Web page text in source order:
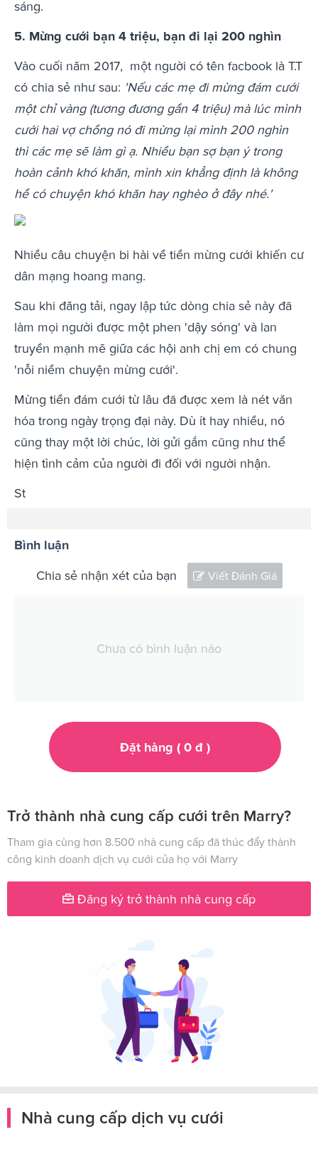
sáng.
5. Mừng cưới bạn 4 triệu, bạn đi lại 200 nghìn
Vào cuối năm 2017, một người có tên facbook là T.T
có chia sẻ như sau: 'Nếu các mẹ đi mừng đám cưới
một chỉ vàng (tương đương gần 4 triệu) mà lúc mình
cưới hai vợ chồng nó đi mừng lại mình 200 nghìn
thì các mẹ sẽ làm gì ạ. Nhiều bạn sợ bạn ý trong
hoàn cảnh khó khăn, mình xin khẳng định là không
hề có chuyện khó khăn hay nghèo ở đây nhé.'
Nhiều câu chuyện bi hài về tiền mừng cưới khiến cư
dân mạng hoang mang.
Sau khi đăng tải, ngay lập tức dòng chia sẻ này đã
làm mọi người được một phen 'dậy sóng' và lan
truyền mạnh mẽ giữa các hội anh chị em có chung
'nỗi niềm chuyện mừng cưới'.
Mừng tiền đám cưới từ lâu đã được xem là nét văn
hóa trong ngày trọng đại này. Dù ít hay nhiều, nó
cũng thay một lời chúc, lời gửi gắm cũng như thể
hiện tình cảm của người đi đối với người nhận.
St
Bình luận
Chia sẻ nhận xét của bạn Viết Đánh Giá
Chưa có bình luận nào
Đặt hàng ( 0đ )
Trở thành nhà cung cấp cưới trên Marry?
Tham gia cùng hơn 8.500 nhà cung cấp đã thúc đẩy thành
công kinh doanh dịch vụ cưới của họ với Marry
Đăng ký trở thành nhà cung cấp
Nhà cung cấp dịch vụ cưới